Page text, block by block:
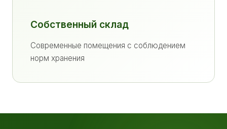
Собственный склад
Современные помещения с соблюдением
норм хранения